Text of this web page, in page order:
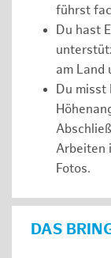
führst
Du hast
am Land
Du misst
Arbeiten
Fotos.
DAS